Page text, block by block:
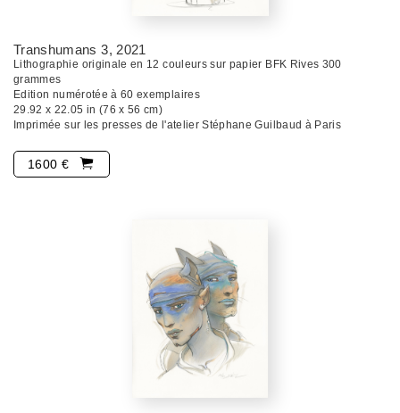
Transhumans 3, 2021
Lithographie originale en 12 couleurs sur papier BFK Rives 300
grammes
Edition numérotée à 60 exemplaires
29.92 x 22.05 in (76 x 56 cm)
Imprimée sur les presses de l'atelier Stéphane Guilbaud à Paris
1600 €